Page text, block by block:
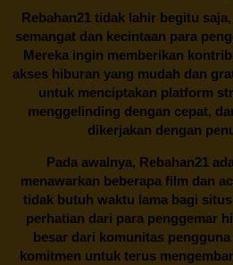
Rebahan21 tidak lahir begitu
semangat dan kecintaan para
Mereka ingin memberikan
akses hiburan yang mudah dan
untuk menciptakan platform
menggelinding dengan cepat,
dikerjakan dengan
Pada awalnya, Rebahan21
menawarkan beberapa film dan
tidak butuh waktu lama bagi
perhatian dari para penggemar
besar dari komunitas
komitmen untuk terus